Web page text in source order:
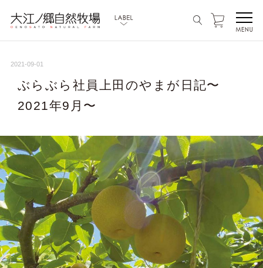
2021-09-01
ぶらぶら社員上田のやまが日記〜
2021年9月〜